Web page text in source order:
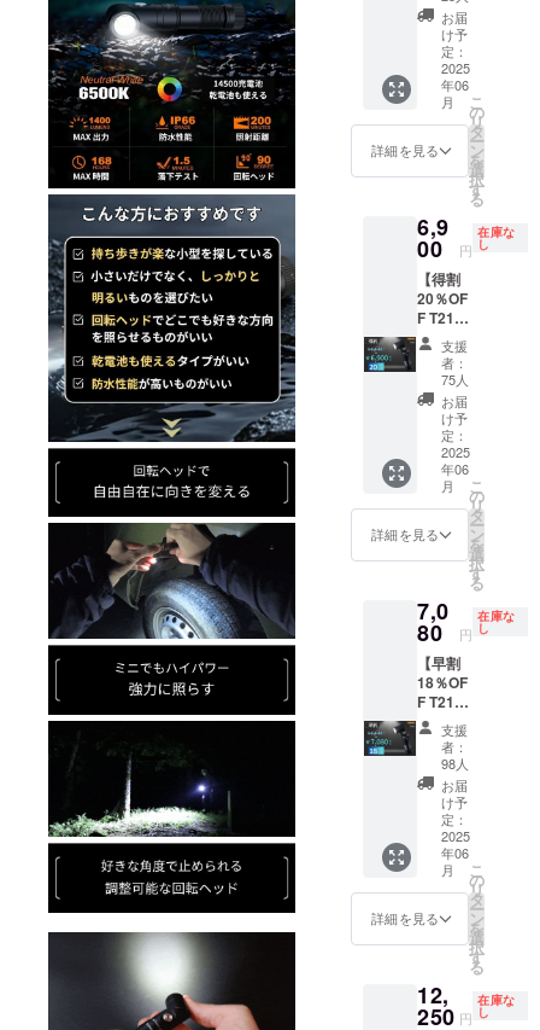
があり
ます。
※皆様の
支援に
より量
産効率
が向上
した場
変更に
なる可
能性も
ござい
ます。
※パッ
ケージ
などデ
ザイ
ン・仕
様は変
更にな
る可能
性もご
ざいま
了承く
ださ
日本国
内に限
らせて
頂きま
す。
【配送
予定】
配送に
関して
は随時
活動報
告にて
報告さ
せて頂
きま
ラッ
プ、
ヘッド
バン
ド、取
扱説明
書（付
属品も
れ2個ず
ご注文
状況、
使用部
材の供
給状
況、製
造工程
上の都
合等に
より出
荷時期
が遅れ
る場合
があり
ます。
※皆様の
支援に
した場
合、一
般販売
価格が
変更に
なる可
能性も
ござい
ます。
※パッ
ケージ
などデ
ザイ
ン・仕
様は変
る可能
性もご
了承く
ださ
込・送
料0円）
内容：
T21 懐
中電灯
本体×１
個
14500
充電池
（搭
USB
ケーブ
ル
（Type
A to
C）、調
節スト
ラッ
プ、
ヘッド
バン
ド、取
扱説明
書（日
本語）
※ご注文
状況、
況、製
造工程
上の都
合等に
より出
荷時期
が遅れ
る場合
があり
ます。
※皆様の
支援に
より量
産効率
が向上
した場
合、一
なる可
能性も
お届
け予
定：
2025
年06
月
詳細を見る
こ
の
リ
タ
ー
ン
を
選
択
す
る
6,9
00 円
在庫な
し
【得割
20％OF
F T21×
１】
6,900円
（税
込・送
料0円）
内容：
T21 懐
中電灯
本体×１
個
14500
充電池
（搭
USB
ケーブ
ル
（Type
A to
C）、調
節スト
ラッ
プ、
ヘッド
バン
ド、取
扱説明
書（日
本語）
※ご注文
状況、
況、製
造工程
支援
者：
75人
お届
け予
定：
2025
年06
月
詳細を見る
こ
の
リ
タ
ー
ン
を
選
択
す
る
7,0
80 円
在庫な
し
【早割
18％OF
F T21×
１】
7,080円
（税
込・送
料0円）
内容：
T21 懐
中電灯
本体×１
個
14500
充電池
（搭
USB
ケーブ
支援
者：
98人
お届
け予
定：
2025
年06
月
詳細を見る
こ
の
リ
タ
ー
ン
を
選
択
す
る
12,
250 円
在庫な
し